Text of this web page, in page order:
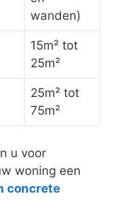
wanden)
15m² tot
25m²
25m² tot
75m²
u voor
woning een
concrete